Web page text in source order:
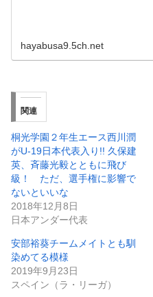
hayabusa9.5ch.net
関連
桐光学園２年生エース西川潤
がU-19日本代表入り!! 久保建
英、斉藤光毅とともに飛び
級！ ただ、選手権に影響で
ないといいな
2018年12月8日
日本アンダー代表
安部裕葵チームメイトとも馴
染めてる模様
2019年9月23日
スペイン（ラ・リーガ）